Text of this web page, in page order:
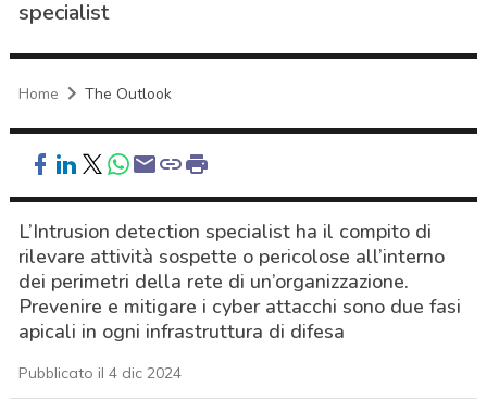
specialist
Home The Outlook
L’Intrusion detection specialist ha il compito di
rilevare attività sospette o pericolose all’interno
dei perimetri della rete di un’organizzazione.
Prevenire e mitigare i cyber attacchi sono due fasi
apicali in ogni infrastruttura di difesa
Pubblicato il 4 dic 2024